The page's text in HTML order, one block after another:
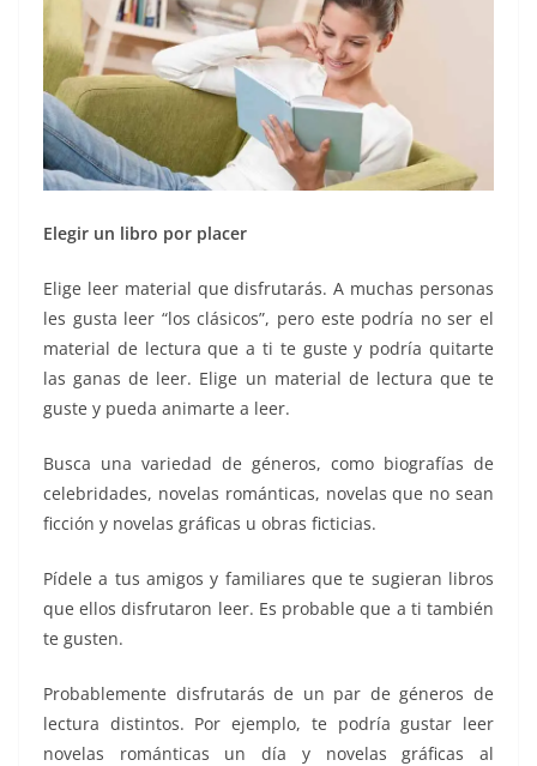
Elegir un libro por placer
Elige leer material que disfrutarás. A muchas personas
les gusta leer “los clásicos”, pero este podría no ser el
material de lectura que a ti te guste y podría quitarte
las ganas de leer. Elige un material de lectura que te
guste y pueda animarte a leer.
Busca una variedad de géneros, como biografías de
celebridades, novelas románticas, novelas que no sean
ficción y novelas gráficas u obras ficticias.
Pídele a tus amigos y familiares que te sugieran libros
que ellos disfrutaron leer. Es probable que a ti también
te gusten.
Probablemente disfrutarás de un par de géneros de
lectura distintos. Por ejemplo, te podría gustar leer
novelas románticas un día y novelas gráficas al